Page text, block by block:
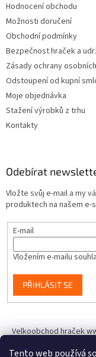
Tento web používá
Hodnocení obchodu
Možnosti doručení
Obchodní podmínky
Bezpečnost hraček a
Zásady ochrany
Odstoupení od kupní
Moje objednávka
Stažení výrobků z trhu
Kontakty
Odebírat
Vložte svůj e-mail a my
produktech na našem e-
E-mail
Vložením e-mailu
PŘIHLÁSIT SE
Velkoobchod hraček